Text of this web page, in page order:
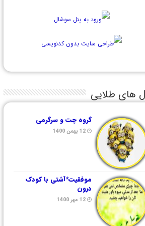
های طلایی
گروه چت و سرگرمی
12 بهمن 1400
موفقیت*آشتی با کودک
درون
12 مهر 1400